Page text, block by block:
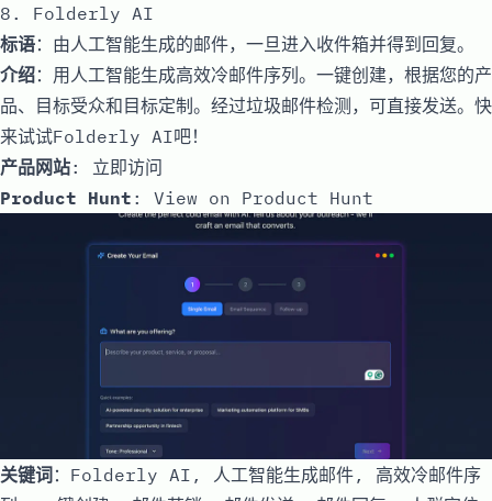
8. Folderly AI
标语：由人工智能生成的邮件，一旦进入收件箱并得到回复。
介绍：用人工智能生成高效冷邮件序列。一键创建，根据您的产
品、目标受众和目标定制。经过垃圾邮件检测，可直接发送。快
来试试Folderly AI吧！
产品网站: 立即访问
Product Hunt : View on Product Hunt
关键词：Folderly AI, 人工智能生成邮件, 高效冷邮件序